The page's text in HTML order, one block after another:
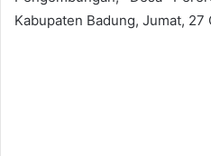
Kabupaten Badung, Jumat, 27